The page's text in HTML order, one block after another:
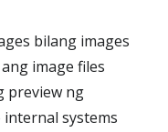
bilang images
image files
preview ng
systems